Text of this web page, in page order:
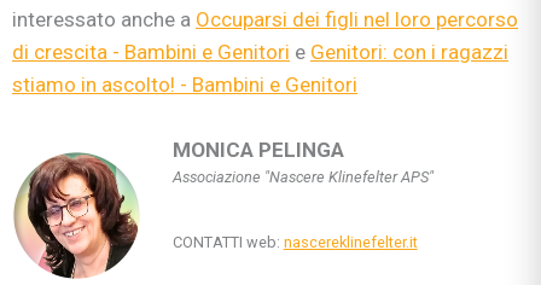
interessato anche a Occuparsi dei figli nel loro percorso
di crescita - Bambini e Genitori e Genitori: con i ragazzi
stiamo in ascolto! - Bambini e Genitori
MONICA PELINGA
Associazione "Nascere Klinefelter APS"
CONTATTI web: nascereklinefelter.it